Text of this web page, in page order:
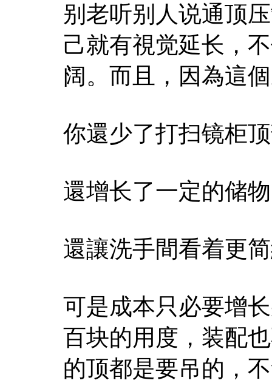
别老听别人说通顶
己就有視觉延长，
阔。而且，因為這
你還少了打扫镜柜
還增长了一定的储
還讓洗手間看着更
可是成本只必要增
百块的用度，装配
的顶都是要吊的，